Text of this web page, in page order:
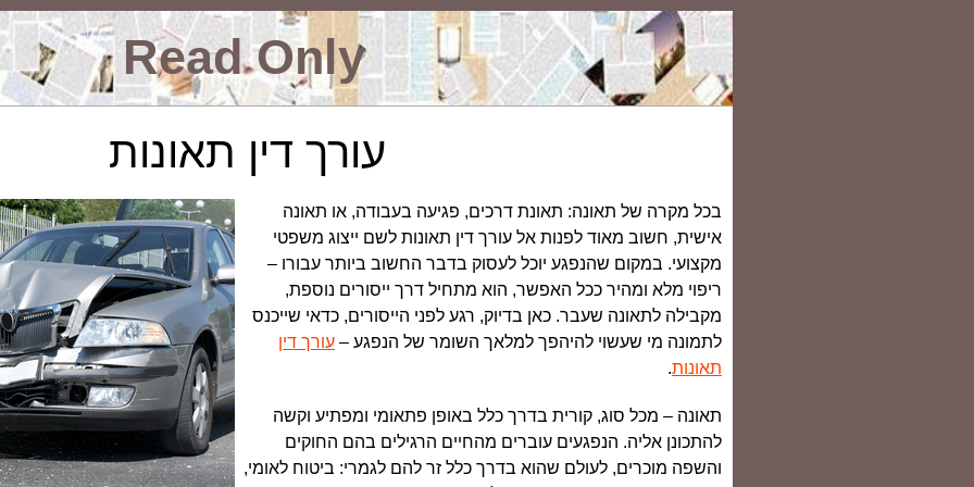
Read Only
עורך דין תאונות
בכל מקרה של תאונה: תאונת דרכים, פגיעה בעבודה, או תאונה
אישית, חשוב מאוד לפנות אל עורך דין תאונות לשם ייצוג משפטי
מקצועי. במקום שהנפגע יוכל לעסוק בדבר החשוב ביותר עבורו –
ריפוי מלא ומהיר ככל האפשר, הוא מתחיל דרך ייסורים נוספת,
מקבילה לתאונה שעבר. כאן בדיוק, רגע לפני הייסורים, כדאי שייכנס
לתמונה מי שעשוי להיהפך למלאך השומר של הנפגע – עורך דין
תאונות.
תאונה – מכל סוג, קורית בדרך כלל באופן פתאומי ומפתיע וקשה
להתכונן אליה. הנפגעים עוברים מהחיים הרגילים בהם החוקים
והשפה מוכרים, לעולם שהוא בדרך כלל זר להם לגמרי: ביטוח לאומי,